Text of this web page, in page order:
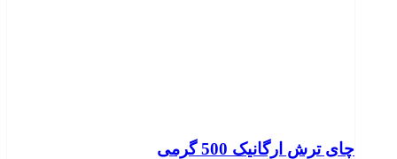
چای ترش ارگانیک 500 گرمی